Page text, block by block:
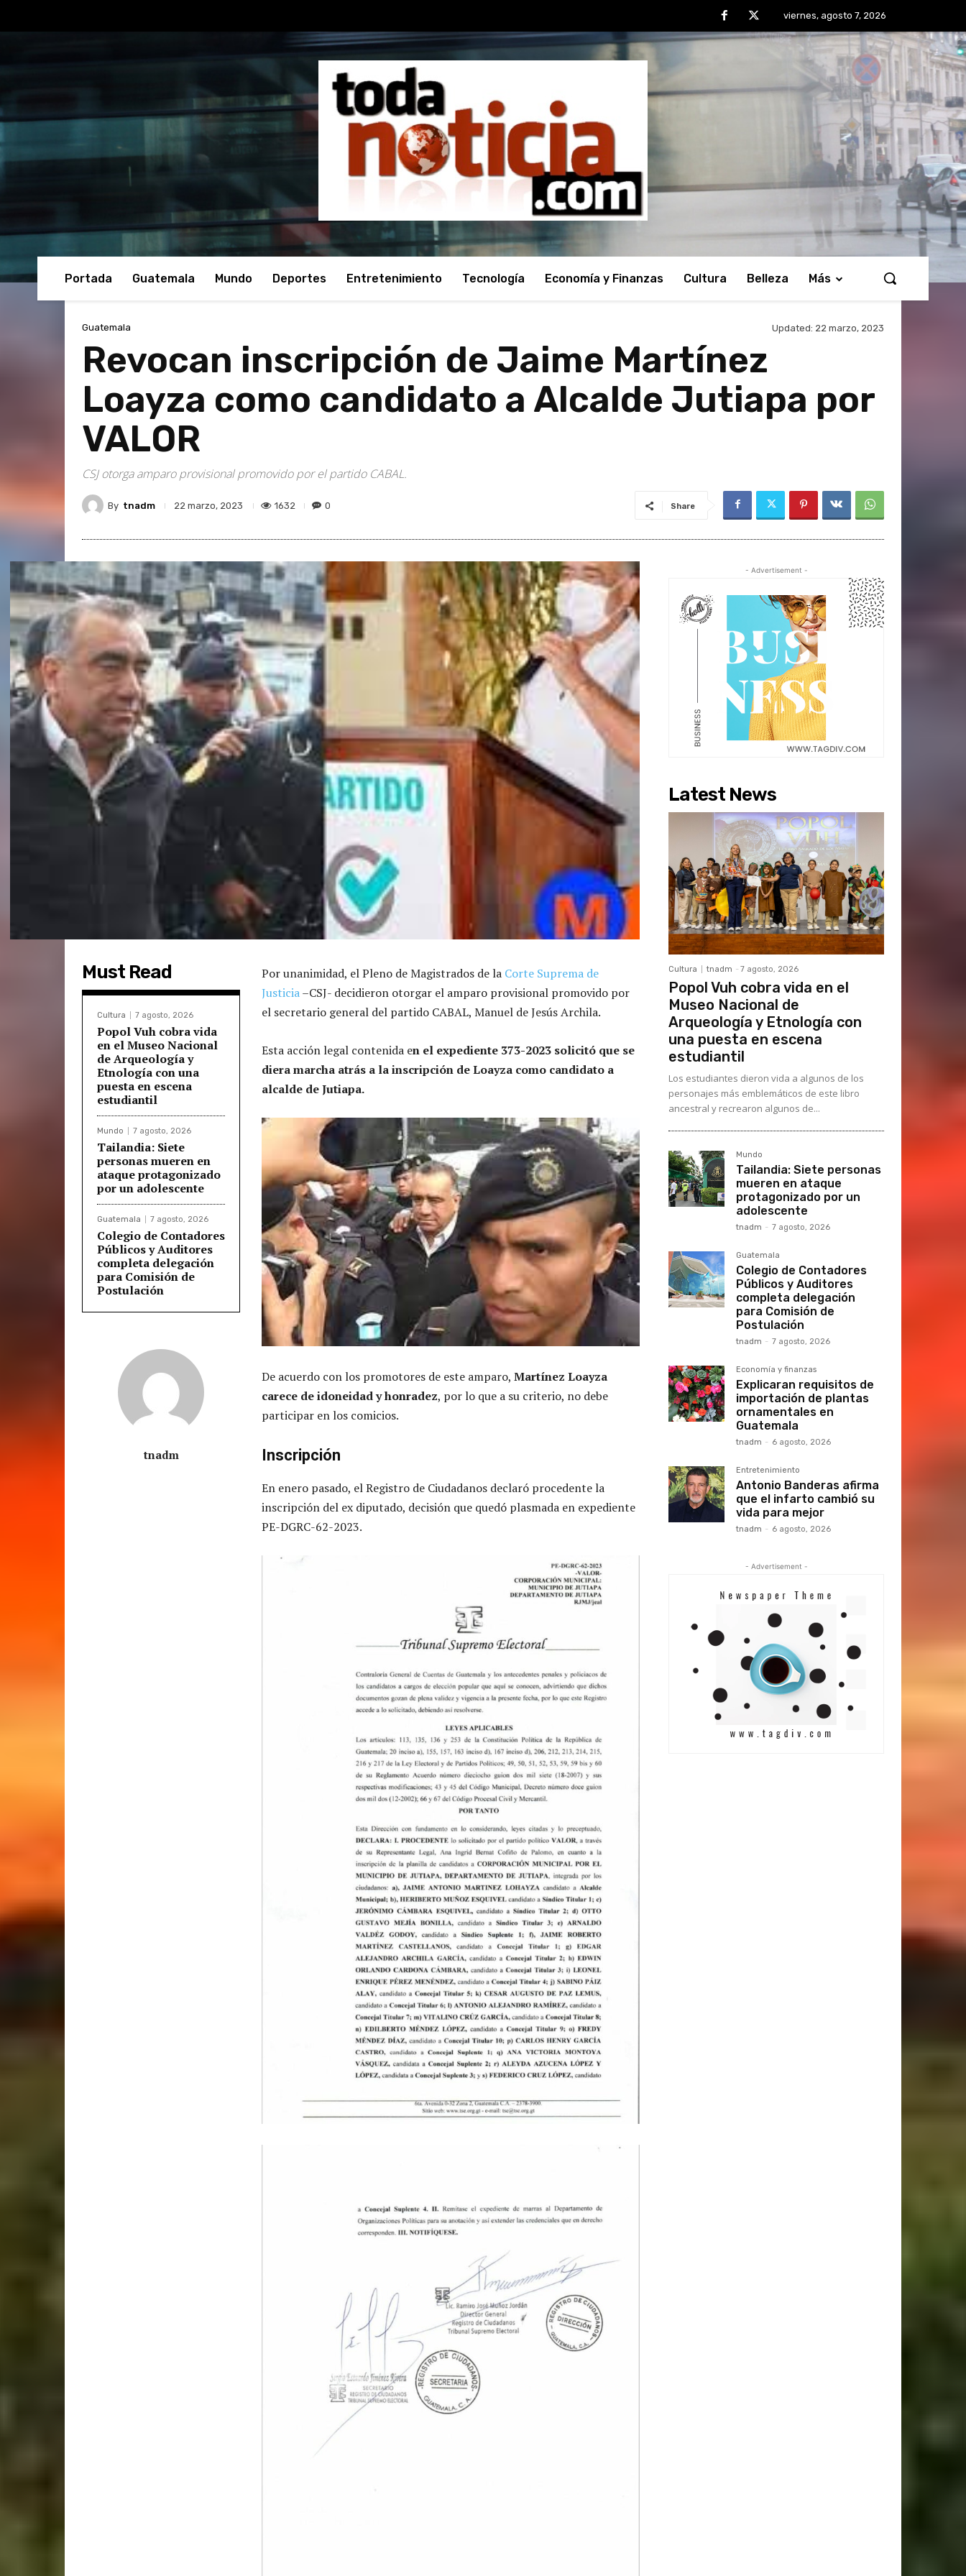
viernes, agosto 7, 2026
Portada Guatemala Mundo Deportes Entretenimiento Tecnología Economía y Finanzas Cultura Belleza Más
Guatemala Updated: 22 marzo, 2023
Revocan inscripción de Jaime Martínez
Loayza como candidato a Alcalde Jutiapa por
VALOR
CSJ otorga amparo provisional promovido por el partido CABAL.
By tnadm 22 marzo, 2023 1632 0 Share
Must Read
Cultura 7 agosto, 2026
Popol Vuh cobra vida
en el Museo Nacional
de Arqueología y
Etnología con una
puesta en escena
estudiantil
Mundo 7 agosto, 2026
Tailandia: Siete
personas mueren en
ataque protagonizado
por un adolescente
Guatemala 7 agosto, 2026
Colegio de Contadores
Públicos y Auditores
completa delegación
para Comisión de
Postulación
tnadm
Por unanimidad, el Pleno de Magistrados de la Corte Suprema de
Justicia–CSJ- decidieron otorgar el amparo provisional promovido por
el secretario general del partido CABAL, Manuel de Jesús Archila.
Esta acción legal contenida en el expediente 373-2023 solicitó que se
diera marcha atrás a la inscripción de Loayza como candidato a
alcalde de Jutiapa.
De acuerdo con los promotores de este amparo, Martínez Loayza
carece de idoneidad y honradez, por lo que a su criterio, no debe
participar en los comicios.
Inscripción
En enero pasado, el Registro de Ciudadanos declaró procedente la
inscripción del ex diputado, decisión que quedó plasmada en expediente
PE-DGRC-62-2023.
- Advertisement -
Latest News
Cultura tnadm - 7 agosto, 2026
Popol Vuh cobra vida en el
Museo Nacional de
Arqueología y Etnología con
una puesta en escena
estudiantil
Los estudiantes dieron vida a algunos de los
personajes más emblemáticos de este libro
ancestral y recrearon algunos de...
Mundo
Tailandia: Siete personas
mueren en ataque
protagonizado por un
adolescente
tnadm - 7 agosto, 2026
Guatemala
Colegio de Contadores
Públicos y Auditores
completa delegación
para Comisión de
Postulación
tnadm - 7 agosto, 2026
Economía y finanzas
Explicaran requisitos de
importación de plantas
ornamentales en
Guatemala
tnadm - 6 agosto, 2026
Entretenimiento
Antonio Banderas afirma
que el infarto cambió su
vida para mejor
tnadm - 6 agosto, 2026
- Advertisement -